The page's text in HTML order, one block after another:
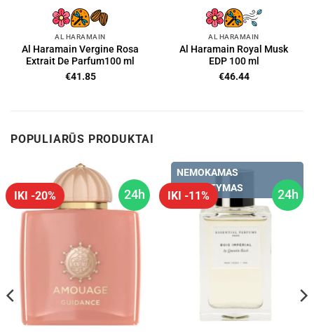
AL HARAMAIN
Al Haramain Vergine Rosa
Extrait De Parfum100 ml
€41.85
AL HARAMAIN
Al Haramain Royal Musk
EDP 100 ml
€46.44
POPULIARŪS PRODUKTAI
24h
IKI -20% 24h
IKI -11%
NEMOKAMAS
PRISTATYMAS